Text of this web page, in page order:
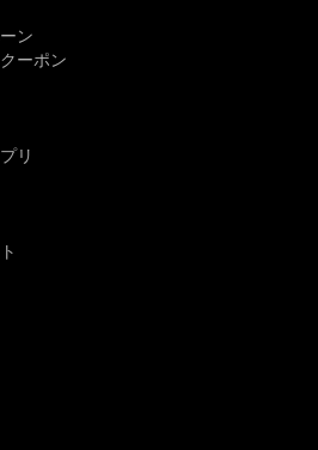
ン
ーポン
リ